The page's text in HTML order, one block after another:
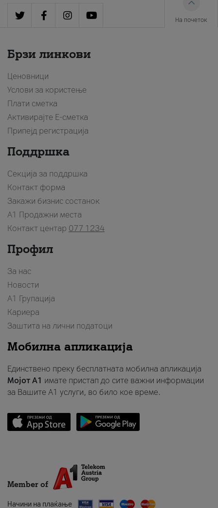
На почеток
Брзи линкови
Ценовници
Услови за користење
Плати сметка
Активирајте Е-сметка
Припејд регистрација
Поддршка
Секција за поддршка
Контакт форма
Закажи бизнис состанок
A1 Продажни места
Контакт центар 077 1234
Профил
За нас
Новости
А1 Групација
Кариера
Заштита на лични податоци
Мобилна апликација
Единствено преку бесплатната мобилна апликација
Мојот A1 имате пристап до сите важни информации
за Вашите A1 услуги, во било кое време.
Member of
Начини на плаќање